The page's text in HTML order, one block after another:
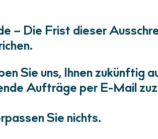
– Die Frist dieser
Sie uns, Ihnen zukünftig
Aufträge per E-Mail
Sie nichts.